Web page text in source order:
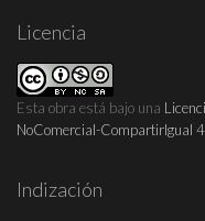
Licencia
Esta obra está bajo una
NoComercial-CompartirIgual
Indización